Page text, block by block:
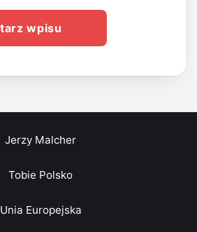
Jerzy Malcher
Tobie Polsko
Unia Europejska